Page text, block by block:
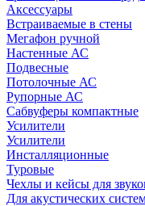
Аксессуары
Встраиваемые в стены
Мегафон ручной
Настенные АС
Подвесные
Потолочные АС
Рупорные АС
Сабвуферы компактные
Усилители
Усилители
Инсталляционные
Туровые
Чехлы и кейсы для
Для акустических